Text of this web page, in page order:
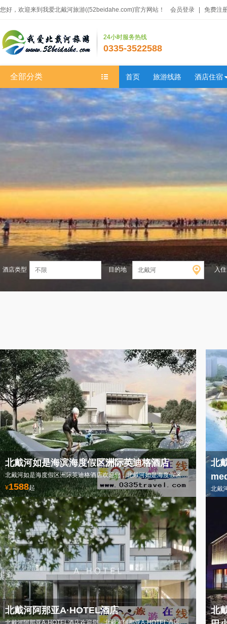
您好，欢迎来到我爱北戴河旅游((52beidahe.com)官方网站！ 会员登录 免费注
24小时服务热线
0335-3522588
全部分类 首页 旅游线路 酒店住宿
酒店类型 目的地 入住
北戴河如是海滨海度假区洲际英迪格酒店
北戴河如是海度假区洲际英迪格酒店欢迎您，北戴河如是海度假区洲际英迪格酒店电话18633570222
¥1588起
北
北戴河阿那亚A·HOTEL酒店
北戴河阿那亚A·HOTEL酒店欢迎您，北戴河阿那亚A·HOTEL酒店电话18633570222
北